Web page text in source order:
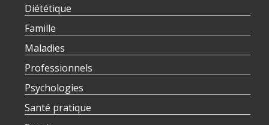
Diététique
Famille
Maladies
Professionnels
Psychologies
Santé pratique